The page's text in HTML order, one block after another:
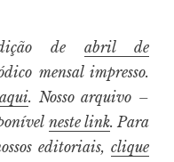
de abril de
mensal impresso.
aqui. Nosso arquivo –
neste link. Para
editoriais, clique